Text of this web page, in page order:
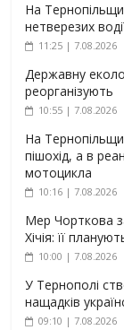
На
нетверезих
11:25 | 7.08.2026
Державну
реорганізують
10:55 | 7.08.2026
На
пішохід, а в
мотоцикла
10:16 | 7.08.2026
Мер Чорткова
Хічія: її
10:00 | 7.08.2026
У Тернополі
нащадків
09:10 | 7.08.2026